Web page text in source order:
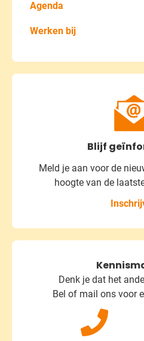
Agenda
Werken bij
Blijf
Meld je aan voor de
hoogte van de
Denk je dat het
Bel of mail ons voor